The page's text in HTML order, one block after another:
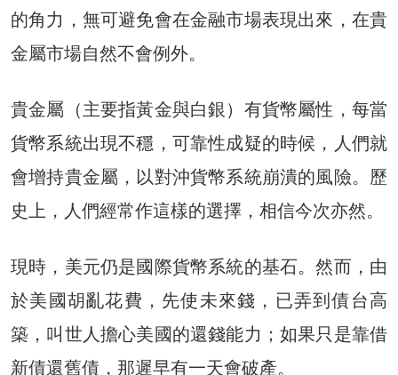
的角力，無可避免會在金融市場表現出來，在貴
金屬市場自然不會例外。
貴金屬（主要指黃金與白銀）有貨幣屬性，每當
貨幣系統出現不穩，可靠性成疑的時候，人們就
會增持貴金屬，以對沖貨幣系統崩潰的風險。歷
史上，人們經常作這樣的選擇，相信今次亦然。
現時，美元仍是國際貨幣系統的基石。然而，由
於美國胡亂花費，先使未來錢，已弄到債台高
築，叫世人擔心美國的還錢能力；如果只是靠借
新債還舊債，那遲早有一天會破產。